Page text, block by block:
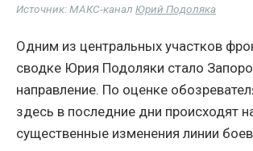
Источник: МАКС-канал Юрий Подоляка
Одним из центральных участков
сводке Юрия Подоляки стало
направление. По оценке
здесь в последние дни происходят
существенные изменения линии